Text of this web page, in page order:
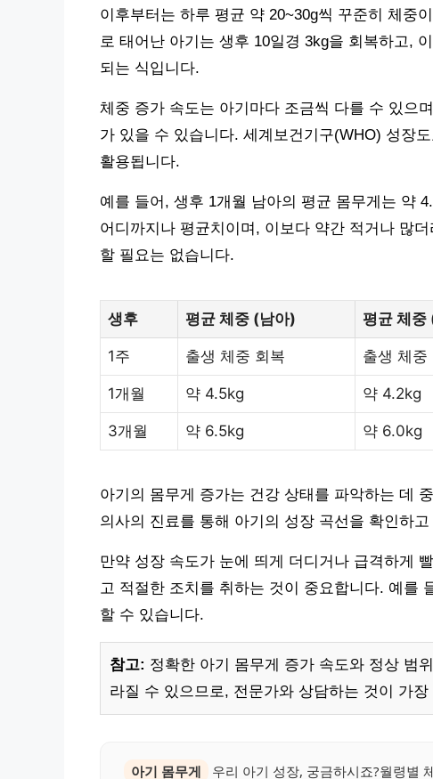
이후부터는 하루 평균 약 20~30g씩 꾸준히 체중
로 태어난 아기는 생후 10일경 3kg을 회복하고,
되는 식입니다.
체중 증가 속도는 아기마다 조금씩 다를 수 있으
가 있을 수 있습니다. 세계보건기구(WHO) 성장
활용됩니다.
예를 들어, 생후 1개월 남아의 평균 몸무게는 약
어디까지나 평균치이며, 이보다 약간 적거나 많
할 필요는 없습니다.
생후 평균 체중 (남아) 평균 체중
1주 출생 체중 회복 출생 체중
1개월 약 4.5kg 약 4.2kg
3개월 약 6.5kg 약 6.0kg
아기의 몸무게 증가는 건강 상태를 파악하는 데
의사의 진료를 통해 아기의 성장 곡선을 확인하
만약 성장 속도가 눈에 띄게 더디거나 급격하게
고 적절한 조치를 취하는 것이 중요합니다. 예를
할 수 있습니다.
참고: 정확한 아기 몸무게 증가 속도와 정상 범
라질 수 있으므로, 전문가와 상담하는 것이 가장
아기 몸무게 우리 아기 성장, 궁금하시죠?월령별